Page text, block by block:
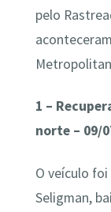
pelo
1 –
norte – 09/
O veículo
Seligman,